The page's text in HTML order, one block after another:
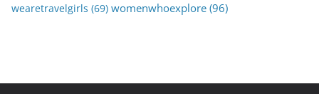
wearetravelgirls (69) womenwhoexplore(96)